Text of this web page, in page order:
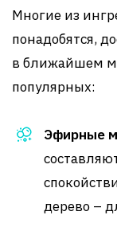
Многие из
понадобятся,
в ближайшем
популярных:
Эфирные
дерево –